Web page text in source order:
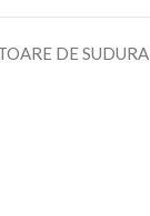
DE SUDURA